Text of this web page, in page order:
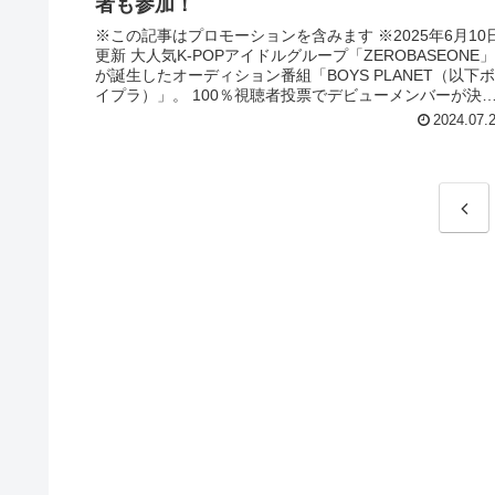
者も参加！
※この記事はプロモーションを含みます ※2025年6月10
更新 大人気K-POPアイドルグループ「ZEROBASEONE」
が誕生したオーディション番組「BOYS PLANET（以下ボ
イプラ）」。 100％視聴者投票でデビューメンバーが決
前